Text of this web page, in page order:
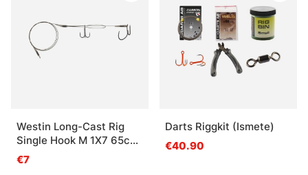
Westin Long-Cast Rig
Single Hook M 1X7 65cm
14Kg/30Lbs #4+#1/8
€7
Darts Riggkit (Ismete)
€40.90